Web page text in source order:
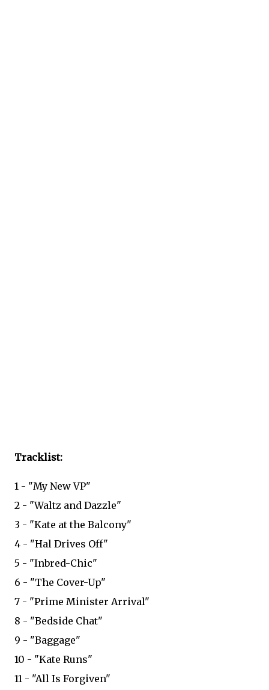
Tracklist:
1 - "My New VP"
2 - "Waltz and Dazzle"
3 - "Kate at the Balcony"
4 - "Hal Drives Off"
5 - "Inbred-Chic"
6 - "The Cover-Up"
7 - "Prime Minister Arrival"
8 - "Bedside Chat"
9 - "Baggage"
10 - "Kate Runs"
11 - "All Is Forgiven"